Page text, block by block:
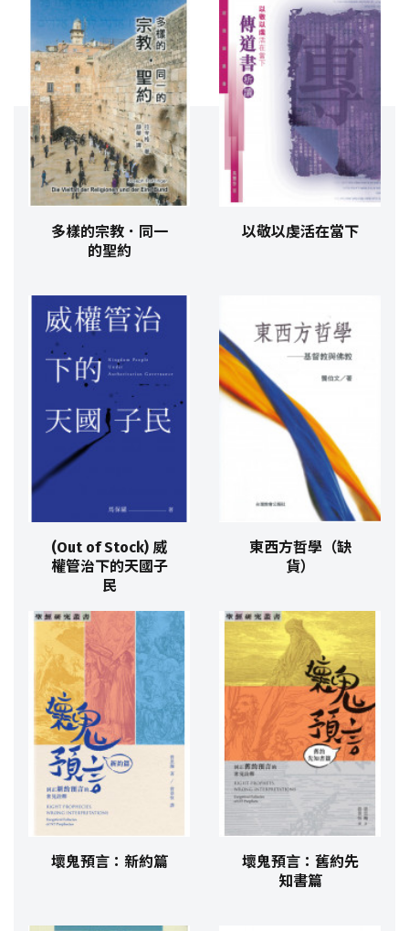
多樣的宗教．同一
的聖約
以敬以虔活在當下
(Out of Stock) 威
權管治下的天國子
民
東西方哲學（缺
貨）
壞鬼預言：新約篇
壞鬼預言：舊約先
知書篇